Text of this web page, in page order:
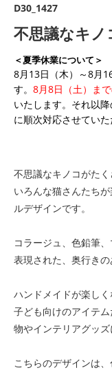
D30_1427
不思議なキノ
＜夏季休業について＞
8月13日（木）～8月
す。 8月8日（土）ま
いたします。それ以
に順次対応させていた
不思議なキノコがたく
いろんな猫さんたち
ルデザインです。
コラージュ、色鉛筆
表現された、奥行きの
ハンドメイドが楽しく
子ども向けのアイテ
物やインテリアグッ
こちらのデザインは、